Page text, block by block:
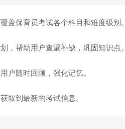
盖保育员考试各个科目和难度级别。
，帮助用户查漏补缺，巩固知识点。
户随时回顾，强化记忆。
取到最新的考试信息。